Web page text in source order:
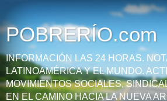
POBRERÍO.com
INFORMACIÓN LAS 24 HORAS.
LATINOAMÉRICA Y EL MUNDO.
MOVIMIENTOS SOCIALES,
EN EL CAMINO HACIA LA NUEVA